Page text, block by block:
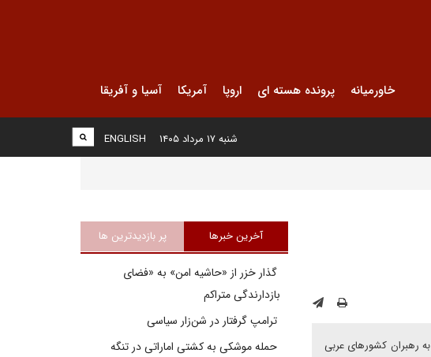
خاورمیانه پرونده هسته ای اروپا آمریکا آسیا و آفریقا
ENGLISH شنبه ۱۷ مرداد ۱۴۰۵
به رهبران کشورهای عربی
آخرین خبرها پر بازدیدترین ها
گذار خزر از «حاشیه امن» به «فضای
بازدارندگی متراکم
ترامپ گرفتار در شن‌زار سیاسی
حمله موشکی به کشتی اماراتی در تنگه